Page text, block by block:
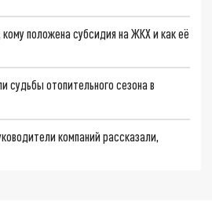
положена субсидия на ЖКХ и как её
судьбы отопительного сезона в
компаний рассказали,